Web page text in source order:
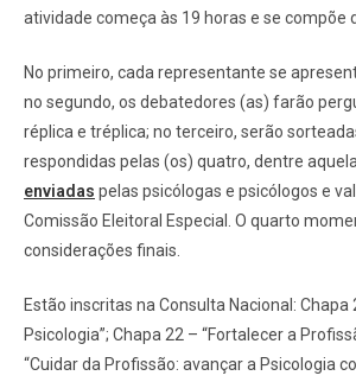
atividade começa às 19 horas e se compõe
No primeiro, cada representante se
no segundo, os debatedores (as) farão
réplica e tréplica; no terceiro, serão
respondidas pelas (os) quatro, dentre
enviadas pelas psicólogas e psicólogos e
Comissão Eleitoral Especial. O quarto
considerações finais.
Estão inscritas na Consulta Nacional: Chapa
Psicologia”; Chapa 22 – “Fortalecer a
“Cuidar da Profissão: avançar a Psicologia